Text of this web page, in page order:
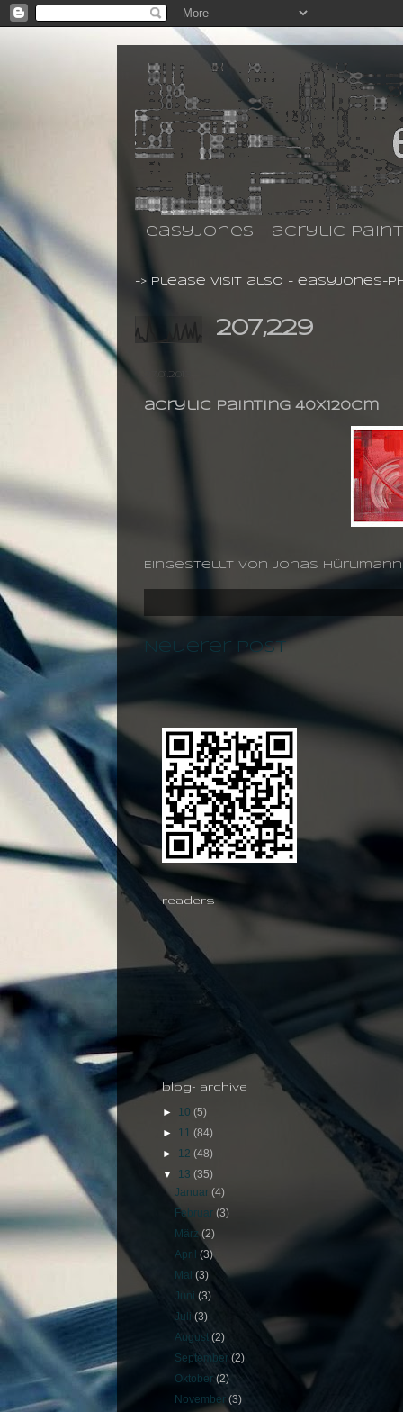
easyjones - acrylic
-> please visit also - easyjones-
207,229
27.01.2013
acrylic painting 40X120cm
Eingestellt von jonas hürlimann
Neuerer Post
readers
blog- archive
► 10 (5)
► 11 (84)
► 12 (48)
▼ 13 (35)
Januar(4)
Februar(3)
März(2)
April(3)
Mai(3)
Juni(3)
Juli(3)
August(2)
September(2)
Oktober(2)
November(3)